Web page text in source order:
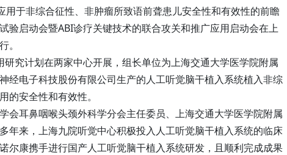
于非综合征性、非肿瘤所致语前聋患儿安全性和有效性的前瞻
验启动会暨ABI诊疗关键技术的联合攻关和推广应用启动会在上
。
究计划在两家中心开展，组长单位为上海交通大学医学院附属
经电子科技股份有限公司生产的人工听觉脑干植入系统植入非综
的安全性和有效性。
会耳鼻咽喉头颈外科学分会主任委员、上海交通大学医学院附属
年来，上海九院听觉中心积极投入人工听觉脑干植入系统的临床
尔康携手进行国产人工听觉脑干植入系统研发，且顺利完成成果